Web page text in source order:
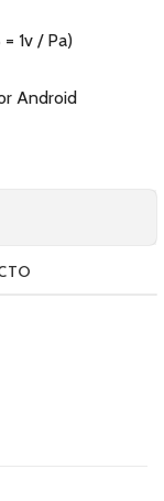
1v / Pa)
Android